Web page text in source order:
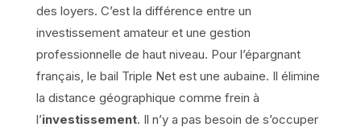
des loyers. C’est la différence entre un
investissement amateur et une gestion
professionnelle de haut niveau. Pour l’épargnant
français, le bail Triple Net est une aubaine. Il élimine
la distance géographique comme frein à
l’investissement. Il n’y a pas besoin de s’occuper